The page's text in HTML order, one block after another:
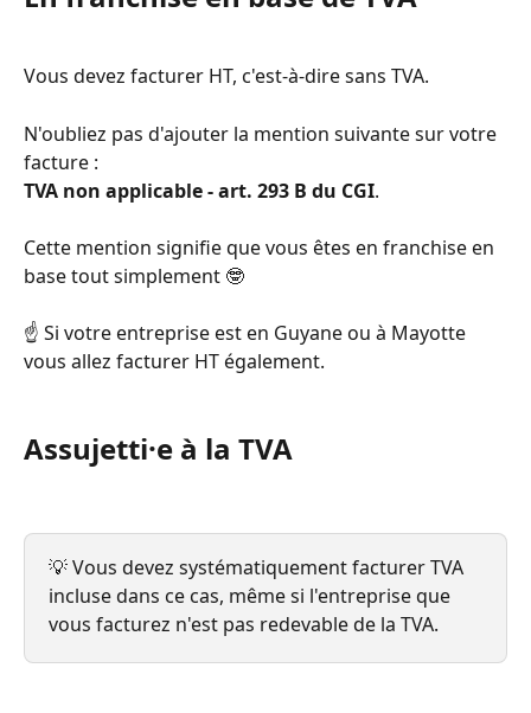
Vous devez facturer HT, c'est-à-dire sans TVA.
N'oubliez pas d'ajouter la mention suivante sur votre
facture :
TVA non applicable - art. 293 B du CGI.
Cette mention signifie que vous êtes en franchise en
base tout simplement 🤓
☝️ Si votre entreprise est en Guyane ou à Mayotte
vous allez facturer HT également.
Assujetti·e à la TVA
💡 Vous devez systématiquement facturer TVA
incluse dans ce cas, même si l'entreprise que
vous facturez n'est pas redevable de la TVA.